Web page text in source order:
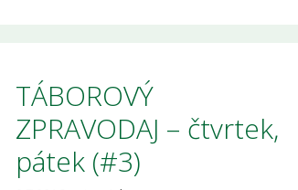
TÁBOROVÝ
ZPRAVODAJ – čtvrtek,
pátek (#3)